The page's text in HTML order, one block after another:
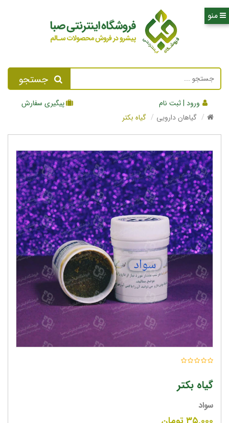
جستجو
ورود | ثبت نام
پیگیری سفارش
گیاهان دارویی
گیاه بکتر
گیاه بکتر
سواد